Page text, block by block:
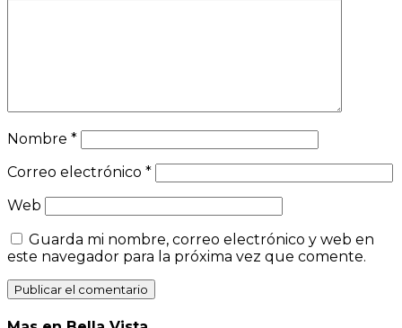
Nombre *
Correo electrónico *
Web
Guarda mi nombre, correo electrónico y web en
este navegador para la próxima vez que comente.